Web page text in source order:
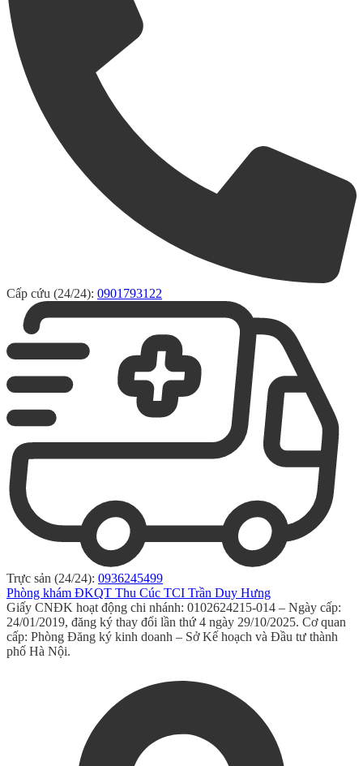
Cấp cứu (24/24): 0901793122
Trực sản (24/24): 0936245499
Phòng khám ĐKQT Thu Cúc TCI Trần Duy Hưng
Giấy CNĐK hoạt động chi nhánh: 0102624215-014 – Ngày cấp:
24/01/2019, đăng ký thay đổi lần thứ 4 ngày 29/10/2025. Cơ quan
cấp: Phòng Đăng ký kinh doanh – Sở Kế hoạch và Đầu tư thành
phố Hà Nội.